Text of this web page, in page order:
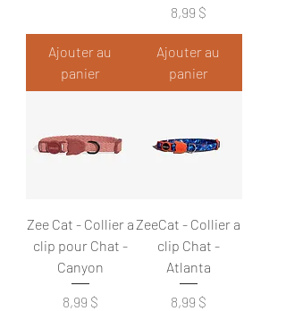
Ajouter au
panier
Prix
8,99 $
Ajouter au
panier
Zee Cat - Collier a
clip pour Chat -
Canyon
Prix
8,99 $
ZeeCat - Collier a
clip Chat -
Atlanta
Prix
8,99 $